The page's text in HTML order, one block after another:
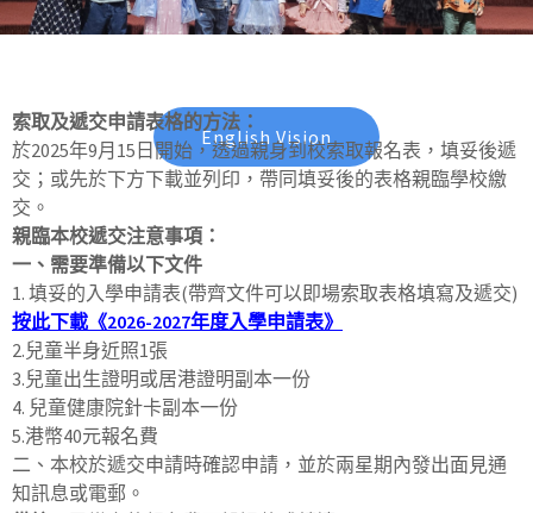
English Vision
索取及遞交申請表格的方法：
於2025年9月15日開始，透過親身到校索取報名表，填妥後遞
交；或先於下方下載並列印，帶同填妥後的表格親臨學校繳
交。
親臨本校遞交注意事項：
一、需要準備以下文件
1. 填妥的入學申請表(帶齊文件可以即場索取表格填寫及遞交)
按此下載《2026-2027年度入學申請表》
2.兒童半身近照1張
3.兒童出生證明或居港證明副本一份
4. 兒童健康院針卡副本一份
5.港幣40元報名費
二、本校於遞交申請時確認申請，並於兩星期內發出面見通
知訊息或電郵。